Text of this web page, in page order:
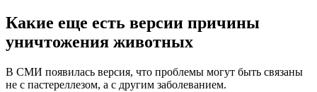
Какие еще есть версии причины
уничтожения животных
В СМИ появилась версия, что проблемы могут быть связаны
не с пастереллезом, а с другим заболеванием.